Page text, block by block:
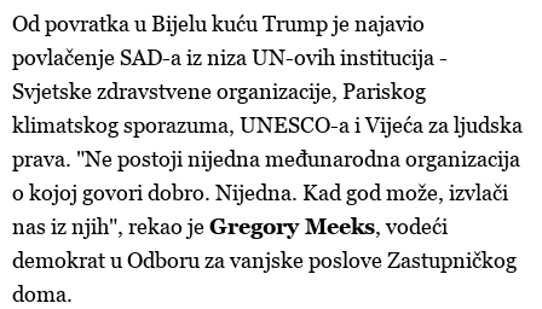
Od povratka u Bijelu kuću Trump je najavio
povlačenje SAD-a iz niza UN-ovih institucija -
Svjetske zdravstvene organizacije, Pariskog
klimatskog sporazuma, UNESCO-a i Vijeća za ljudska
prava. "Ne postoji nijedna međunarodna organizacija
o kojoj govori dobro. Nijedna. Kad god može, izvlači
nas iz njih", rekao jeGregory Meeks, vodeći
demokrat u Odboru za vanjske poslove Zastupničkog
doma.